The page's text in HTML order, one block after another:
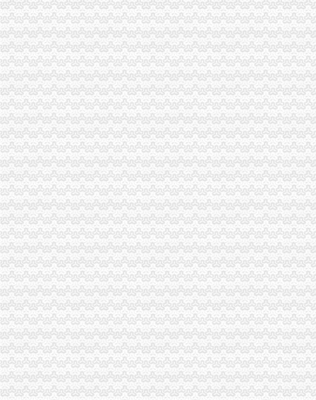
品宝贝福利社|品宅男福利社天天更新！每日有福利,来找福利
福利社就是找福利的地方,各类福利图尽在且听风吟福利吧
宅男福利社|fulibbs.com
福利社-宅男福利社_福利社zxfuli_福利社天天更新_福利社电影-网络
福利社-搜百科
生活圈福利社
福利社福利社
福利社-都市客
福利导航网-zxfuli福利社-全球精品网站大全
福利社列表-吃喝图片库-大视野-搜狐
福利社-腾讯动漫官方网站
福利社全集_福利社全部-YY官方
福利社-苹果笔记本,iPhone,iPad,苹果正品购买,在这里有便宜的苹
蓝领福利社_电视猫
福利社_圈子_杭州19楼
福利社
福利社-关注福利社的成员（1111）
我买网福利社,每周福利送不停！-中粮我买网
NBA福利社
【福利社】_美团网
福利社的微博_腾讯微博
福利社小组
福利社-唯众媒
在线福利社|汇集互联网在线福利
福利社_百度百科
福利社吧
精品福利社|只为精品专注精品